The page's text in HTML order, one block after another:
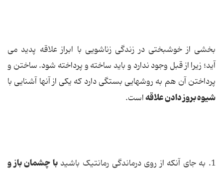
بخشی از خوشبختی در زندگی زناشویی با ابراز علاقه پدید می
آید؛ زیرا از قبل وجود ندارد و باید ساخته و پرداخته شود. ساختن و
پرداختن آن هم به روشهایی بستگی دارد كه یكی از آنها آشنایی با
شیوه بروز دادن علاقهاست.
1. به جای آنكه از روی درماندگی رمانتیک باشید
با چشمان باز و